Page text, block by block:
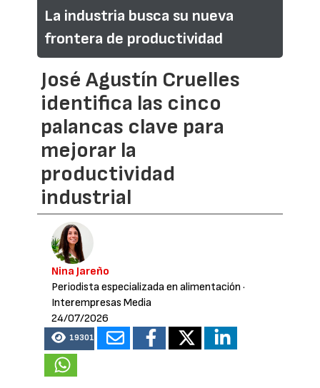
La industria busca su nueva
frontera de productividad
José Agustín Cruelles
identifica las cinco
palancas clave para
mejorar la
productividad
industrial
Nina Jareño
Periodista especializada en alimentación ·
Interempresas Media
24/07/2026
19301